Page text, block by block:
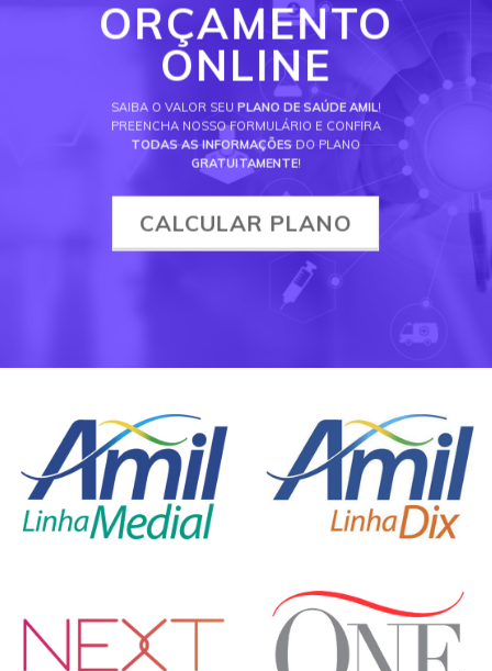
ORÇAMENTO
ONLINE
SAIBA O VALOR SEU PLANO DE SAÚDE AMIL!
PREENCHA NOSSO FORMULÁRIO E CONFIRA
TODAS AS INFORMAÇÕES DO PLANO
GRATUITAMENTE!
CALCULAR PLANO